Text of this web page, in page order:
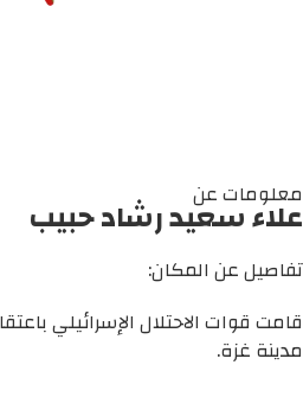
معلومات عن
علاء سعيد رشاد حبيب
تفاصيل عن المكان:
قامت قوات الاحتلال الإسرائيلي
مدينة غزة.